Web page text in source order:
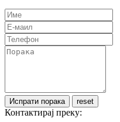
Контактирај преку: